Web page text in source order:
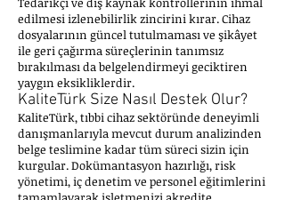
edilmesi izlenebilirlik zincirini kırar. Cihaz
dosyalarının güncel tutulmaması ve şikâyet
ile geri çağırma süreçlerinin tanımsız
bırakılması da belgelendirmeyi geciktiren
yaygın eksikliklerdir.
KaliteTürk Size Nasıl Destek Olur?
KaliteTürk, tıbbi cihaz sektöründe deneyimli
danışmanlarıyla mevcut durum analizinden
belge teslimine kadar tüm süreci sizin için
kurgular. Dokümantasyon hazırlığı, risk
yönetimi, iç denetim ve personel eğitimlerini